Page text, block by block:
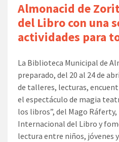
Almonacid de
del Libro con una
actividades para
La Biblioteca Municipal de
preparado, del 20 al 24 de
de talleres, lecturas,
el espectáculo de magia
los libros”, del Mago
Internacional del Libro y
lectura entre niños, jóvenes